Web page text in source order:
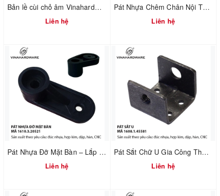
Bản lề cùi chỏ âm Vinahardware 1260.2.10897
Liên hệ
Pát Nhựa Chêm Chân Nội Thất – Xử Lý Nền Không Phẳng | Mã 1610.3.20800
Liên hệ
Pát Nhựa Đỡ Mặt Bàn – Lắp Ráp Nhanh & Chuẩn Khoảng Hở | Mã 1610.3.20521
Liên hệ
Pát Sắt Chữ U Gia Công Theo Yêu Cầu – Liên Kết Ngành Gỗ & Cơ Khí | Mã 1608.1.45581
Liên hệ